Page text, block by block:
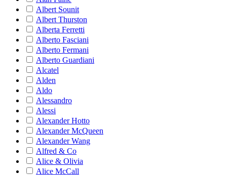
Albert Sounit
Albert Thurston
Alberta Ferretti
Alberto Fasciani
Alberto Fermani
Alberto Guardiani
Alcatel
Alden
Aldo
Alessandro
Alessi
Alexander Hotto
Alexander McQueen
Alexander Wang
Alfred & Co
Alice & Olivia
Alice McCall